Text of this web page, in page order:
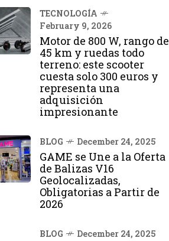
TECNOLOGÍA
February 9, 2026
Motor de 800 W, rango de
45 km y ruedas todo
terreno: este scooter
cuesta solo 300 euros y
representa una
adquisición
impresionante
BLOG December 24, 2025
GAME se Une a la Oferta
de Balizas V16
Geolocalizadas,
Obligatorias a Partir de
2026
BLOG December 24, 2025